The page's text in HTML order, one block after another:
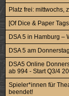
Platz frei: mittwochs,
[Of Dice & Paper
DSA 5 in Hamburg –
DSA 5 am Donnerstag
DSA5 Online
ab 994 - Start Q3/4
Spieler*innen für
beendet!